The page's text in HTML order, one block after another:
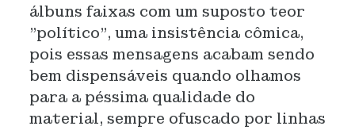
álbuns faixas com um suposto teor
"político", uma insistência cômica,
pois essas mensagens acabam sendo
bem dispensáveis quando olhamos
para a péssima qualidade do
material, sempre ofuscado por linhas